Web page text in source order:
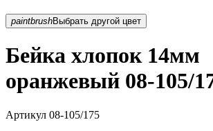
paintbrush Выбрать другой цвет
Бейка хлопок 14мм
оранжевый 08-105/
Артикул 08-105/175